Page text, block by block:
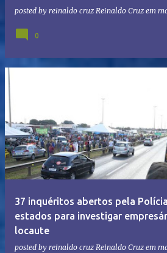
posted by reinaldo cruz Reinaldo Cruz em
0
37 inquéritos abertos pela
estados para investigar
locaute
posted by reinaldo cruz Reinaldo Cruz em